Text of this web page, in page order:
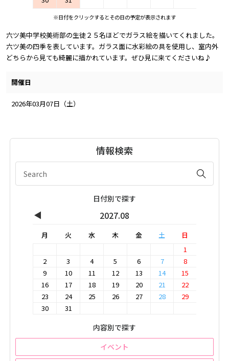
※日付をクリックするとその日の予定が表示されます
六ツ美中学校美術部の生徒２５名ほどでガラス絵を描いてくれました。
六ツ美の四季を表しています。ガラス面に水彩絵の具を使用し、室内外
どちらから見ても綺麗に描かれています。ぜひ見に来てくださいね♪
開催日
2026年03月07日（土）
情報検索
日付別で探す
◀ 2027.08
月 火 水 木 金 土
日
1
2
3 4 5 6 7
8
9
10 11 12 13 14
15
16
17 18 19 20 21
22
23
24 25 26 27 28
29
30
31
内容別で探す
イベント